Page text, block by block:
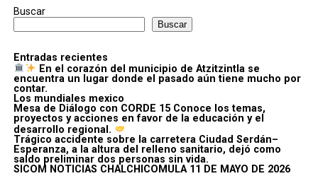
Buscar
Buscar
Entradas recientes
En el corazón del municipio de Atzitzintla se
encuentra un lugar donde el pasado aún tiene mucho por
contar.
Los mundiales mexico
Mesa de Diálogo con CORDE 15 Conoce los temas,
proyectos y acciones en favor de la educación y el
desarrollo regional.
Trágico accidente sobre la carretera Ciudad Serdán–
Esperanza, a la altura del relleno sanitario, dejó como
saldo preliminar dos personas sin vida.
SICOM NOTICIAS CHALCHICOMULA 11 DE MAYO DE 2026